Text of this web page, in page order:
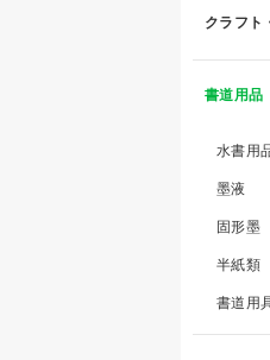
クラフト
書道用品
水書用
墨液
固形墨
半紙類
書道用